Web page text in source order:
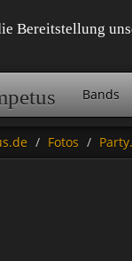
Bereitstellung
Bands
Fotos